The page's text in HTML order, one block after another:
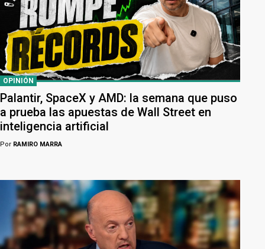
OPINIÓN
Palantir, SpaceX y AMD: la semana que puso
a prueba las apuestas de Wall Street en
inteligencia artificial
Por RAMIRO MARRA